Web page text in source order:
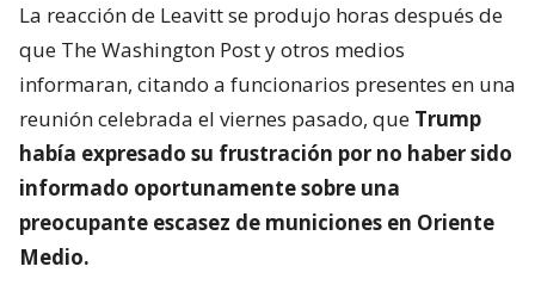
La reacción de Leavitt se produjo horas después de
que The Washington Post y otros medios
informaran, citando a funcionarios presentes en una
reunión celebrada el viernes pasado, que Trump
había expresado su frustración por no haber sido
informado oportunamente sobre una
preocupante escasez de municiones en Oriente
Medio.